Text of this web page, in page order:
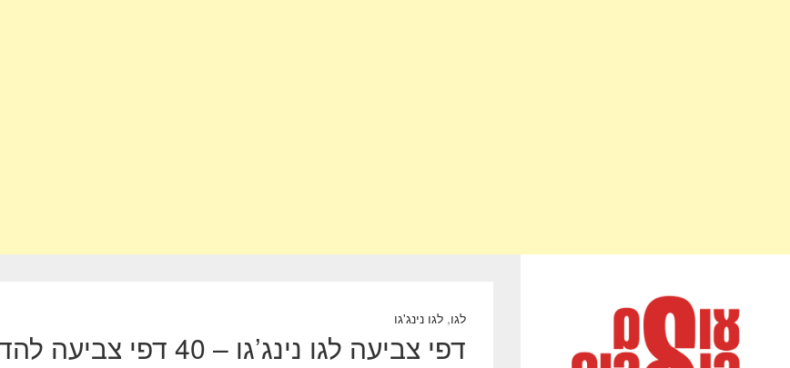
לגו, לגו נינג'גו
דפי צביעה לגו נינג’גו – 40 דפי צביעה להדפסה של לגו נינג’גו